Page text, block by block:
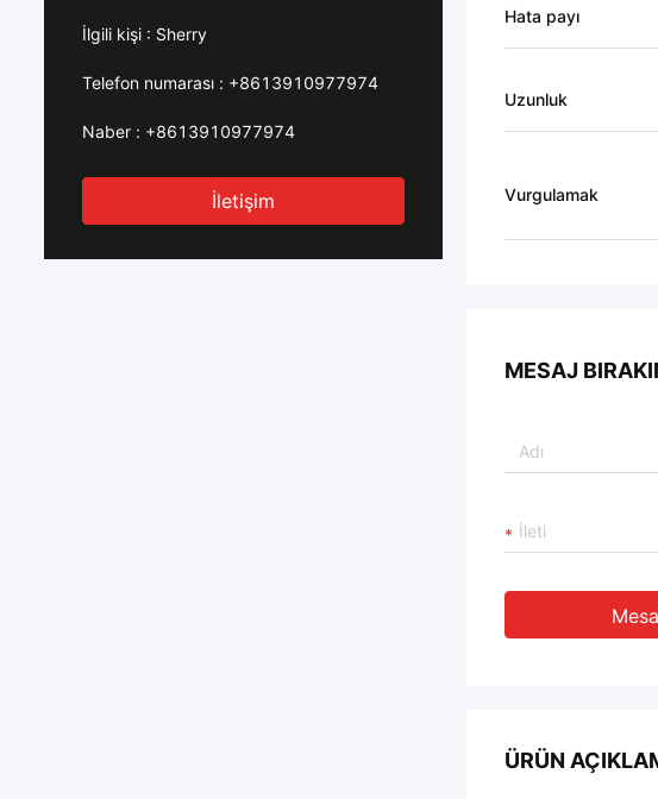
İlgili kişi : Sherry
Telefon numarası : +8613910977974
Naber : +8613910977974
İletişim
Hata payı
Uzunluk
Vurgulamak
MESAJ
ÜRÜN